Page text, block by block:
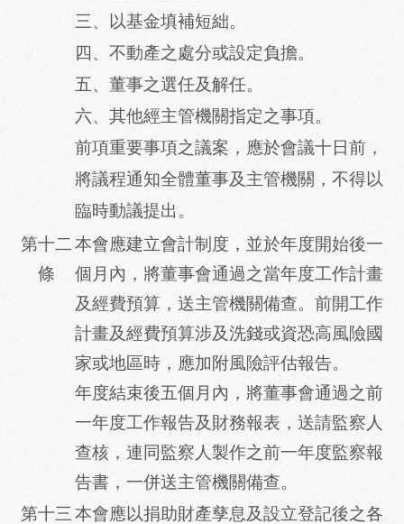
三、以基金填補短絀。
四、不動產之處分或設定負擔。
五、董事之選任及解任。
六、其他經主管機關指定之事項。
前項重要事項之議案，應於會議十日前，
將議程通知全體董事及主管機關，不得以
臨時動議提出。
第十二
條
本會應建立會計制度，並於年度開始後一
個月內，將董事會通過之當年度工作計畫
及經費預算，送主管機關備查。前開工作
計畫及經費預算涉及洗錢或資恐高風險國
家或地區時，應加附風險評估報告。
年度結束後五個月內，將董事會通過之前
一年度工作報告及財務報表，送請監察人
查核，連同監察人製作之前一年度監察報
告書，一併送主管機關備查。
第十三 本會應以捐助財產孳息及設立登記後之各